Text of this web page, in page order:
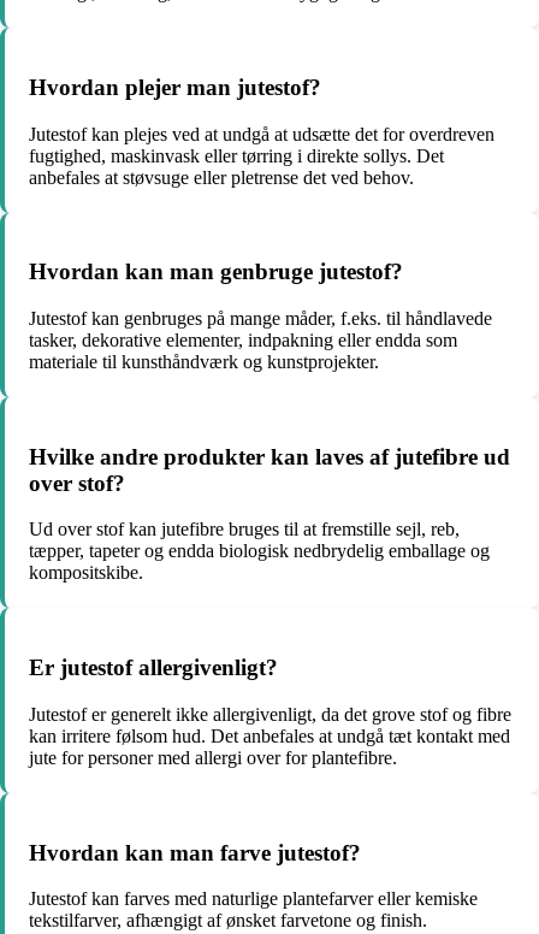
Hvordan plejer man jutestof?
Jutestof kan plejes ved at undgå at udsætte det for overdreven
fugtighed, maskinvask eller tørring i direkte sollys. Det
anbefales at støvsuge eller pletrense det ved behov.
Hvordan kan man genbruge jutestof?
Jutestof kan genbruges på mange måder, f.eks. til håndlavede
tasker, dekorative elementer, indpakning eller endda som
materiale til kunsthåndværk og kunstprojekter.
Hvilke andre produkter kan laves af jutefibre ud
over stof?
Ud over stof kan jutefibre bruges til at fremstille sejl, reb,
tæpper, tapeter og endda biologisk nedbrydelig emballage og
kompositskibe.
Er jutestof allergivenligt?
Jutestof er generelt ikke allergivenligt, da det grove stof og fibre
kan irritere følsom hud. Det anbefales at undgå tæt kontakt med
jute for personer med allergi over for plantefibre.
Hvordan kan man farve jutestof?
Jutestof kan farves med naturlige plantefarver eller kemiske
tekstilfarver, afhængigt af ønsket farvetone og finish.